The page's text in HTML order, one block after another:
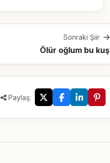
Sonraki Şiir
Ölür oğlum bu kuş
Paylaş: